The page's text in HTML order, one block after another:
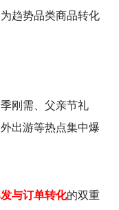
趋势品类商品转化
刚需、父亲节礼
出游等热点集中爆
与订单转化的双重